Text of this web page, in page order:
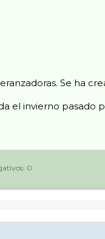
Se ha
el invierno pasado
0